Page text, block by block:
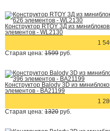
Конструктор RTOY 3Д из
элементов - WL2130
1
Старая цена: 1599 руб.
Конструктор Balody 3D из
элементов - BA21199
1
Старая цена: 1320 руб.